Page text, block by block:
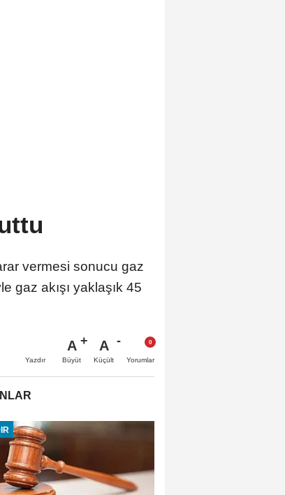
vermesi sonucu gaz
gaz akışı yaklaşık 45
Yazdır
A
Büyüt
A
Küçült Yorumlar